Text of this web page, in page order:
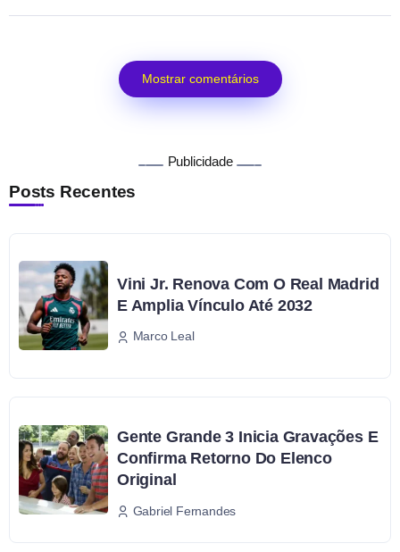
Mostrar comentários
Publicidade
Posts Recentes
Vini Jr. Renova Com O Real Madrid
E Amplia Vínculo Até 2032
Marco Leal
Gente Grande 3 Inicia Gravações E
Confirma Retorno Do Elenco
Original
Gabriel Fernandes